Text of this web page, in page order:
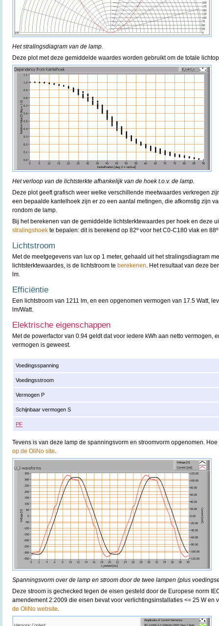
Het stralingsdiagram van de lamp.
Deze plot met deze gemiddelde waardes worden gebruikt om de totale
Het verloop van de lichtsterkte afhankelijk van de hoek t.o.v. de lamp.
Deze plot geeft grafisch weer welke verschillende meetwaardes verkregen
een bepaalde kantelhoek zijn er zo een aantal metingen, die afkomstig zijn
rondom de lamp.
Bij het berekenen van de gemiddelde lichtsterktewaardes per hoek en deze
stralingshoek te bepalen: dit is berekend op 82º voor het C0-C180 vlak en
Lichtstroom
Met de meetgegevens van lux op 1 meter, gehaald uit het stralingsdiagram
lichtsterktewaardes, is de lichtstroom te berekenen. Het resultaat van deze
lm.
Efficiëntie
Een lichtstroom van 1211 lm, en een opgenomen vermogen van 17.5 Watt,
lm/Watt.
Elektrische eigenschappen
Met de powerfactor van 0.94 geldt dat voor iedere kWh aan netto vermogen,
vermogen is geweest.
Voedingsspanning
Voedingsstroom
Vermogen P
Schijnbaar vermogen S
PF
Tevens is van deze lamp de spanningsvorm en stroomvorm opgenomen.
op de OliNo site.
Spanningsvorm over de lamp en stroom door de twee lampen (plus
Deze stroom is gechecked tegen de eisen gesteld door de Europese norm
amendement 2:2009 die eisen bevat voor verlichtingsinstallaties <= 25 W en
de OliNo website.